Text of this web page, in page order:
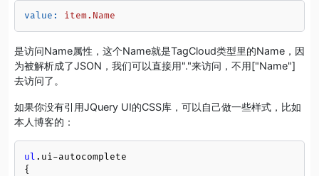
value: item.Name
是访问Name属性，这个Name就是TagCloud类型里的Name，因
为被解析成了JSON，我们可以直接用"."来访问，不用["Name"]
去访问了。
如果你没有引用JQuery UI的CSS库，可以自己做一些样式，比如
本人博客的：
ul.ui-autocomplete
{